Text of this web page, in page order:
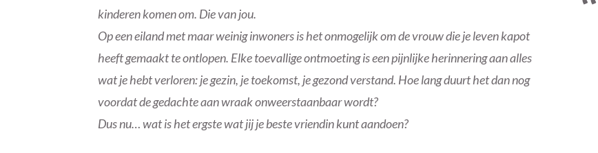
kinderen komen om. Die van jou.
Op een eiland met maar weinig inwoners is het onmogelijk om de vrouw die je leven kapot
heeft gemaakt te ontlopen. Elke toevallige ontmoeting is een pijnlijke herinnering aan alles
wat je hebt verloren: je gezin, je toekomst, je gezond verstand. Hoe lang duurt het dan nog
voordat de gedachte aan wraak onweerstaanbaar wordt?
Dus nu… wat is het ergste wat jij je beste vriendin kunt aandoen?